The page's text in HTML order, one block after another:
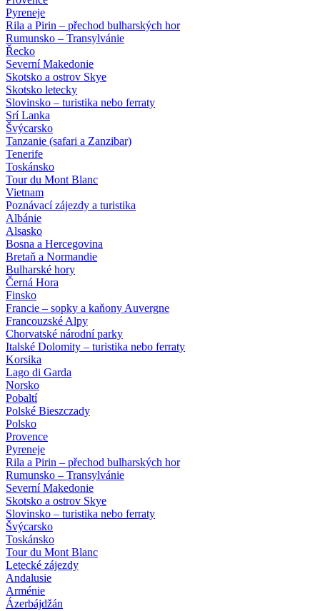
Pyreneje
Rila a Pirin – přechod bulharských hor
Rumunsko – Transylvánie
Řecko
Severní Makedonie
Skotsko a ostrov Skye
Skotsko letecky
Slovinsko – turistika nebo ferraty
Srí Lanka
Švýcarsko
Tanzanie (safari a Zanzibar)
Tenerife
Toskánsko
Tour du Mont Blanc
Vietnam
Poznávací zájezdy a turistika
Albánie
Alsasko
Bosna a Hercegovina
Bretaň a Normandie
Bulharské hory
Černá Hora
Finsko
Francie – sopky a kaňony Auvergne
Francouzské Alpy
Chorvatské národní parky
Italské Dolomity – turistika nebo ferraty
Korsika
Lago di Garda
Norsko
Pobaltí
Polské Bieszczady
Polsko
Provence
Pyreneje
Rila a Pirin – přechod bulharských hor
Rumunsko – Transylvánie
Severní Makedonie
Skotsko a ostrov Skye
Slovinsko – turistika nebo ferraty
Švýcarsko
Toskánsko
Tour du Mont Blanc
Letecké zájezdy
Andalusie
Arménie
Ázerbájdžán